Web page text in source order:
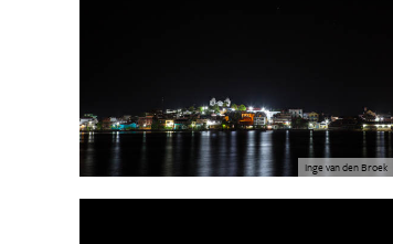
Inge van den Broek